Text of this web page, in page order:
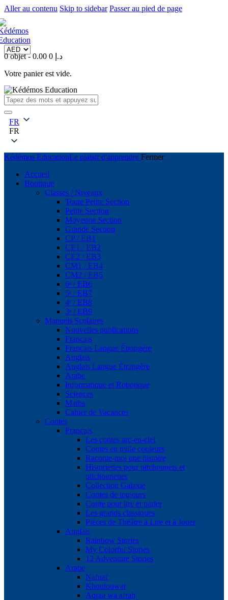
Aller au contenu Skip to sidebar Passer au pied de page
0 objet- 0.00 د.إ 0
Votre panier est vide.
FR
FR
Kédémos EducationLe plaisir d'apprendre Fermer
Accueil
Boutique
Classes / Niveaux
Toute Petite Section
Petite Section
Moyenne Section
Grande Section
CP / EB1
CE1 / EB2
CE2 / EB3
CM1 / EB4
CM2 / EB5
6ᵉ / EB6
5ᵉ / EB7
4ᵉ / EB8
3ᵉ / EB9
Manuels Scolaires
Nouvelles publications
Français
Français Langue Étrangère
Anglais
Anglais Langue Étrangère
Arabe
Informatique et Robotique
Sciences
Maths
Cahier de Vacances
Contes
Français
Les contes arc-en-ciel
Contes en mille couleurs
Raconte-moi une histoire
Historiettes pour pitchounets et
pitchounettes
Collection Galaxie
Contes de toujours
Conte pour lire et parler
Les grands classiques
Pièces de Théâtre à Lire et à Jouer
Anglais
Rainbow Stories
My Colorful Stories
12 Adventure Stories
Arabe
Nafnaf
Khoutouwat
Aqraa wa afrah